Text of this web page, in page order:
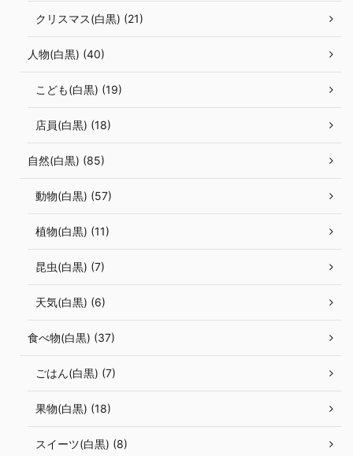
クリスマス(白黒) (21)
人物(白黒) (40)
こども(白黒) (19)
店員(白黒) (18)
自然(白黒) (85)
動物(白黒) (57)
植物(白黒) (11)
昆虫(白黒) (7)
天気(白黒) (6)
食べ物(白黒) (37)
ごはん(白黒) (7)
果物(白黒) (18)
スイーツ(白黒) (8)